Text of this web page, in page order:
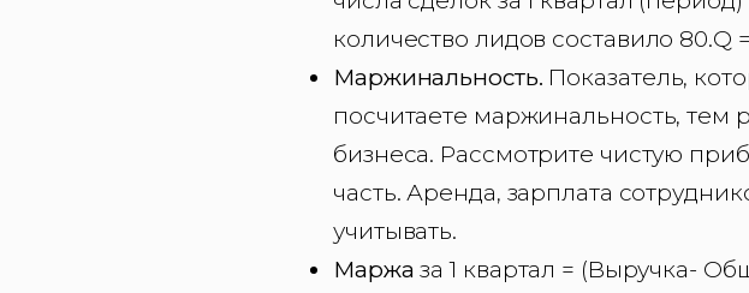
количество лидов составило 80.Q
Маржинальность. Показатель,
посчитаете маржинальность, тем
бизнеса. Рассмотрите чистую
часть. Аренда, зарплата
учитывать.
Маржа за 1 квартал = (Выручка-